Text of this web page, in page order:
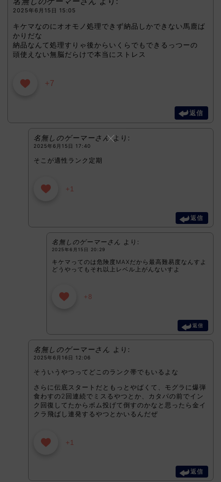
2025年6月15日 15:05
キケマなのにオオモノ処理できず納品しかできない馬鹿ば
かりだな
納品なんて処理すりゃ後からいくらでもできるっつーの
頭使えない無脳だらけで本当にストレス
+7
返信
名無しのゲーマーさん より:
2025年6月15日 17:40
そこが適性ランク定期
+1
返信
名無しのゲーマーさん より:
2025年6月15日 20:29
キケマってのは危険度MAXだから最高難易度なんすよ
どうやってもそれ以上レベル上がんないすよ
+8
返信
名無しのゲーマーさん より:
2025年6月16日 12:06
そういうやつってどこのランク帯でもいるよな
さらに伝底スタートだともっとやばくて、モグラに爆弾
食わすの2回連続でミスるやつとか、カタパの前でイン
ク回復してたからボム投げて倒すのかなと思ったら金イ
クラ飛ばし連発するやつとかいるんだぜ
+1
返信